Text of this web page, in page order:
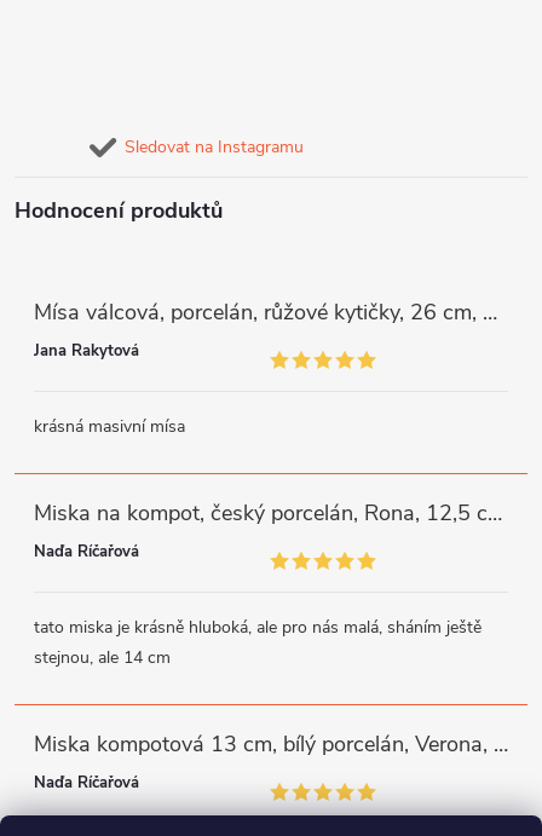
Sledovat na Instagramu
Hodnocení produktů
Mísa válcová, porcelán, růžové kytičky, 26 cm, G. Benedikt
Jana Rakytová
krásná masivní mísa
Miska na kompot, český porcelán, Rona, 12,5 cm, bílý, G. Benedikt
Naďa Říčařová
tato miska je krásně hluboká, ale pro nás malá, sháním ještě
stejnou, ale 14 cm
Miska kompotová 13 cm, bílý porcelán, Verona, G. Benedikt
Naďa Říčařová